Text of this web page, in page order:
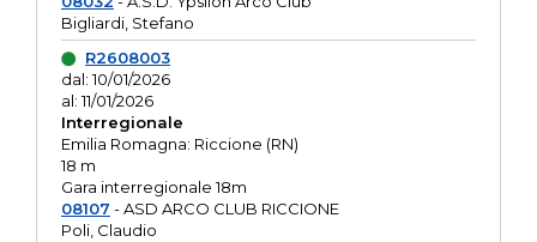
Bigliardi, Stefano
R2608003
dal: 10/01/2026
al: 11/01/2026
Interregionale
Emilia Romagna: Riccione (RN)
18 m
Gara interregionale 18m
08107 - ASD ARCO CLUB RICCIONE
Poli, Claudio